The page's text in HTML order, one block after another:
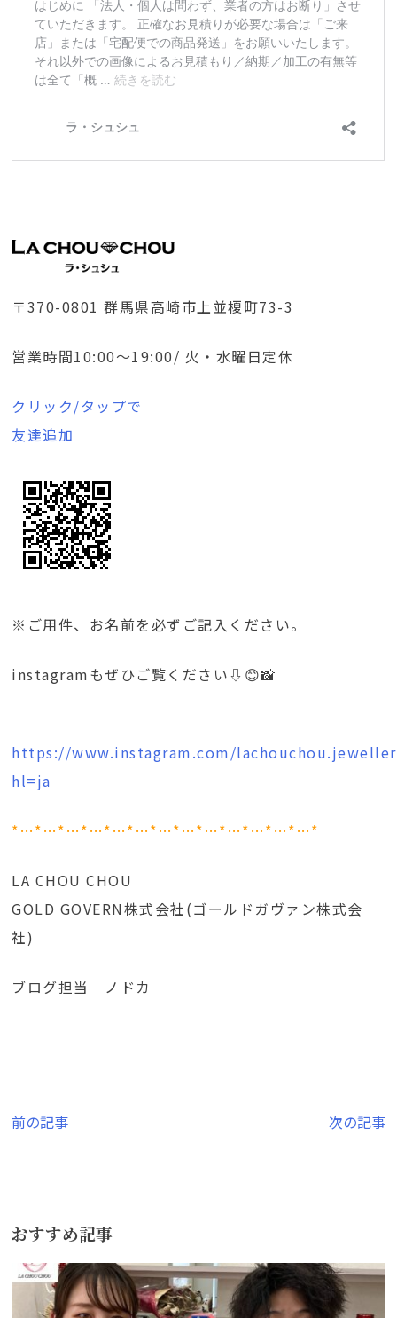
〒370-0801 群馬県高崎市上並榎町73-3
営業時間10:00～19:00/ 火・水曜日定休
クリック/タップで
友達追加
※ご用件、お名前を必ずご記入ください。
instagramもぜひご覧ください⇩😊📸
https://www.instagram.com/
hl=ja
*…*…*…*…*…*…*…*…*…*…*…*…*…*
LA CHOU CHOU
GOLD GOVERN株式会社(ゴールドガヴァン株式会
社)
ブログ担当 ノドカ
投
ビ
ー
前の記事 次の記事
おすすめ記事